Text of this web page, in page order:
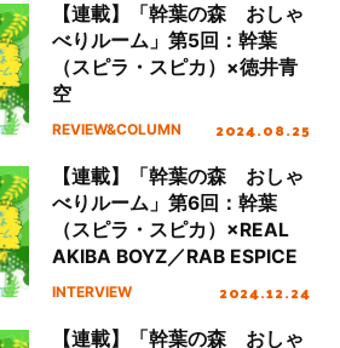
【連載】「幹葉の森 おしゃ
べりルーム」第5回：幹葉
（スピラ・スピカ）×徳井青
空
REVIEW&COLUMN 2024.08.25
【連載】「幹葉の森 おしゃ
べりルーム」第6回：幹葉
（スピラ・スピカ）×REAL
AKIBA BOYZ／RAB ESPICE
INTERVIEW 2024.12.24
【連載】「幹葉の森 おしゃ